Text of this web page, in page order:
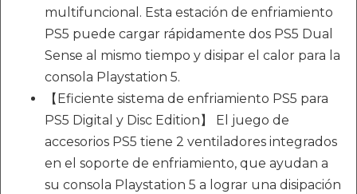
multifuncional. Esta estación de enfriamiento
PS5 puede cargar rápidamente dos PS5 Dual
Sense al mismo tiempo y disipar el calor para la
consola Playstation 5.
【Eficiente sistema de enfriamiento PS5 para
PS5 Digital y Disc Edition】 El juego de
accesorios PS5 tiene 2 ventiladores integrados
en el soporte de enfriamiento, que ayudan a
su consola Playstation 5 a lograr una disipación